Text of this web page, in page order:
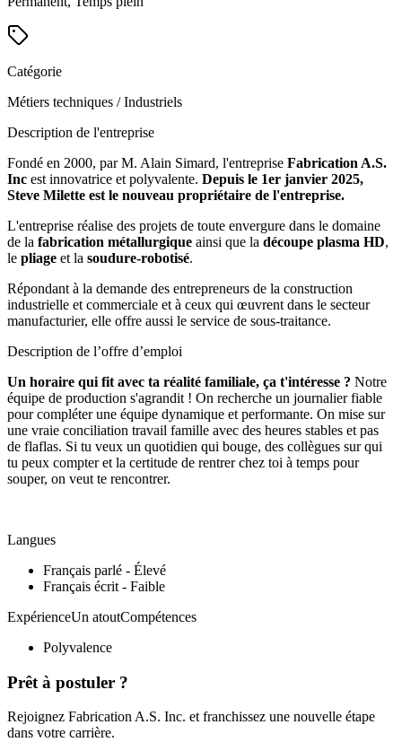
Catégorie
Métiers techniques / Industriels
Description de l'entreprise
Fondé en 2000, par M. Alain Simard, l'entreprise Fabrication A.S.
Inc est innovatrice et polyvalente. Depuis le 1er janvier 2025,
Steve Milette est le nouveau propriétaire de l'entreprise.
L'entreprise réalise des projets de toute envergure dans le domaine
de la fabrication métallurgique ainsi que la découpe plasma HD,
le pliage et la soudure-robotisé.
Répondant à la demande des entrepreneurs de la construction
industrielle et commerciale et à ceux qui œuvrent dans le secteur
manufacturier, elle offre aussi le service de sous-traitance.
Description de l’offre d’emploi
Un horaire qui fit avec ta réalité familiale, ça t'intéresse ? Notre
équipe de production s'agrandit ! On recherche un journalier fiable
pour compléter une équipe dynamique et performante. On mise sur
une vraie conciliation travail famille avec des heures stables et pas
de flaflas. Si tu veux un quotidien qui bouge, des collègues sur qui
tu peux compter et la certitude de rentrer chez toi à temps pour
souper, on veut te rencontrer.
Langues
Français parlé - Élevé
Français écrit - Faible
ExpérienceUn atoutCompétences
Polyvalence
Prêt à postuler ?
Rejoignez Fabrication A.S. Inc. et franchissez une nouvelle étape
dans votre carrière.